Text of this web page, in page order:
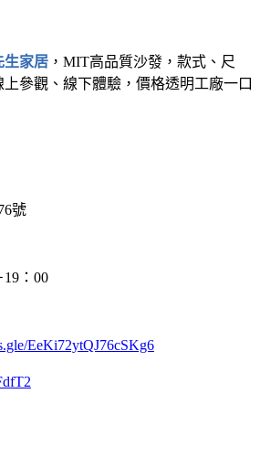
生家居 ，MIT高品質沙發，款式、尺
上參觀、線下體驗，價格透明工廠一口
號
：00
EeKi72ytQJ76cSKg6